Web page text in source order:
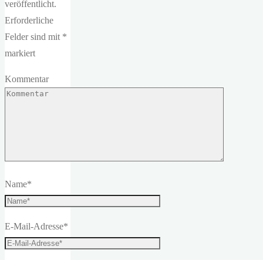
veröffentlicht.
Erforderliche
Felder sind mit *
markiert
Kommentar
Name*
E-Mail-Adresse*